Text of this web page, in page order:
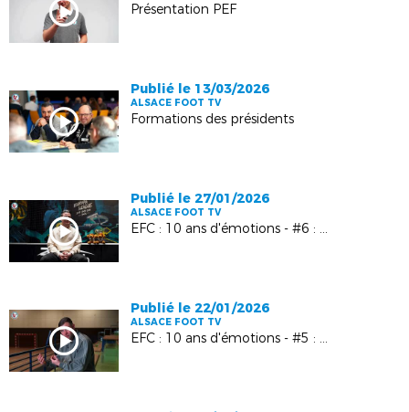
Présentation PEF
Publié le 13/03/2026
ALSACE FOOT TV
Formations des présidents
Publié le 27/01/2026
ALSACE FOOT TV
EFC : 10 ans d'émotions - #6 : Kévin Gameiro
Publié le 22/01/2026
ALSACE FOOT TV
EFC : 10 ans d'émotions - #5 : Manuel Bach